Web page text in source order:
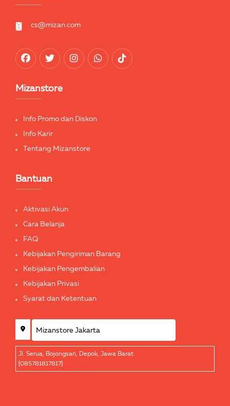
cs@mizan.com
Mizanstore
Info Promo dan Diskon
Info Karir
Tentang Mizanstore
Bantuan
Aktivasi Akun
Cara Belanja
FAQ
Kebijakan Pengiriman Barang
Kebijakan Pengembalian
Kebijakan Privasi
Syarat dan Ketentuan
Jl. Serua, Bojongsari, Depok, Jawa Barat.
[085781817817]